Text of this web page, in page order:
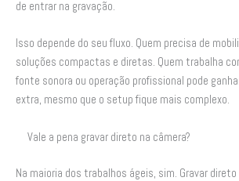
de entrar na gravação.
Isso depende do seu fluxo. Quem precisa de
soluções compactas e diretas. Quem trabalha
fonte sonora ou operação profissional pode
extra, mesmo que o setup fique mais complexo.
Vale a pena gravar direto na câmera?
Na maioria dos trabalhos ágeis, sim. Gravar